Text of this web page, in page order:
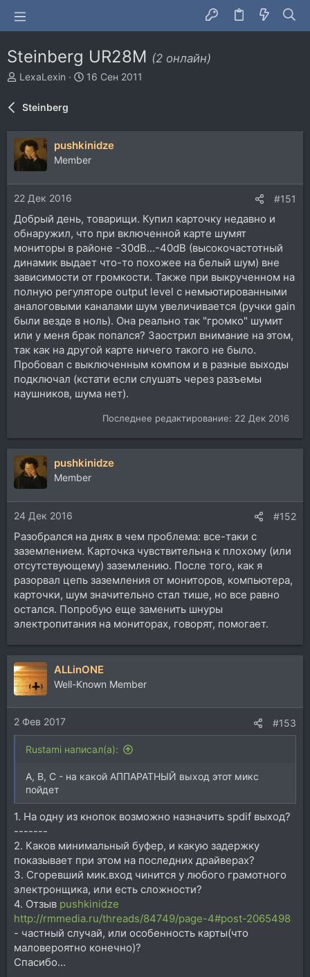
Steinberg UR28M (2 онлайн)
А
т
р
т
е
LexaLexin
Д
н
а
16 Сен 2011
Steinberg
pushkinidze
Member
22 Дек 2016 #151
Добрый день, товарищи. Купил карточку недавно и
обнаружил, что при включенной карте шумят
мониторы в районе -30dB...-40dB (высокочастотный
динамик выдает что-то похожее на белый шум) вне
зависимости от громкости. Также при выкрученном на
полную регуляторе output level с немьютированными
аналоговыми каналами шум увеличивается (ручки gain
были везде в ноль). Она реально так "громко" шумит
или у меня брак попался? Заострил внимание на этом,
так как на другой карте ничего такого не было.
Пробовал с выключенным компом и в разные выходы
подключал (кстати если слушать через разъемы
наушников, шума нет).
Последнее редактирование: 22 Дек 2016
pushkinidze
Member
24 Дек 2016 #152
Разобрался на днях в чем проблема: все-таки с
заземлением. Карточка чувствительна к плохому (или
отсутствующему) заземлению. После того, как я
разорвал цепь заземления от мониторов, компьютера,
карточки, шум значительно стал тише, но все равно
остался. Попробую еще заменить шнуры
электропитания на мониторах, говорят, помогает.
ALLinONE
Well-Known Member
2 Фев 2017 #153
Rustami написал(а):
А, B, C - на какой АППАРАТНЫЙ выход этот микс
пойдет
1. На одну из кнопок возможно назначить spdif выход?
-------
2. Каков минимальный буфер, и какую задержку
показывает при этом на последних драйверах?
3. Сгоревший мик.вход чинится у любого грамотного
электронщика, или есть сложности?
4. Отзыв pushkinidze
http://rmmedia.ru/threads/84749/page-4#post-2065498
- частный случай, или особенность карты(что
маловероятно конечно)?
Спасибо...